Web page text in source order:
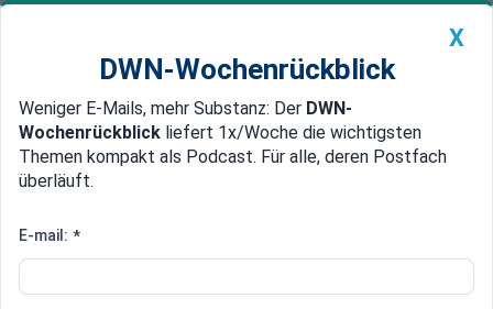
Newsticker MEIN DWN: Geldanlage Premium
Edelmetalle DWN-Magazin China
Demokraten in der Zerreißprobe:
X
DWN-Wochenrückblick
Weniger E-Mails, mehr Substanz: Der DWN-
Wochenrückblick liefert 1x/Woche die wichtigsten
Themen kompakt als Podcast. Für alle, deren Postfach
überläuft.
E-mail: *